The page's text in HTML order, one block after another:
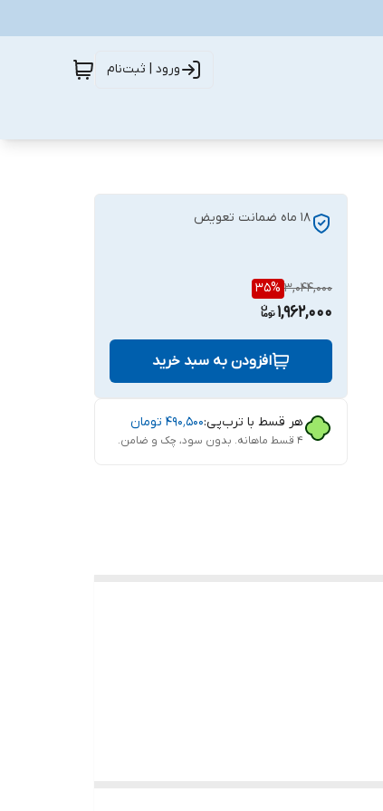
ورود | ثبت‌نام
18 ماه ضمانت تعویض
3,044,000
35%
1,962,000
افزودن به سبد خرید
هر قسط با ترب‌پی:۴۹۰٬۵۰۰ تومان
۴ قسط ماهانه. بدون سود، چک و ضامن.